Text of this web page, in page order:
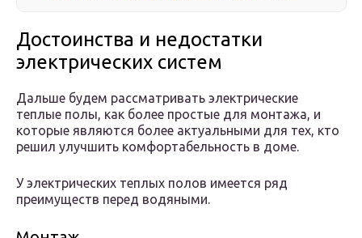
Достоинства и недостатки
электрических систем
Дальше будем рассматривать электрические
теплые полы, как более простые для монтажа, и
которые являются более актуальными для тех, кто
решил улучшить комфортабельность в доме.
У электрических теплых полов имеется ряд
преимуществ перед водяными.